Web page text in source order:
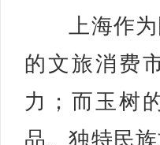
上海作为
的文旅消费
力；而玉树
品、独特民